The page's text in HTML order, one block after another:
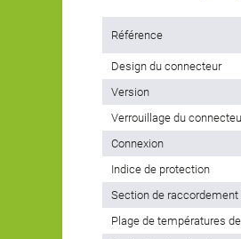
Référence
Design du connecteur
Version
Verrouillage du
Connexion
Indice de protection
Section de raccordement
Plage de températures